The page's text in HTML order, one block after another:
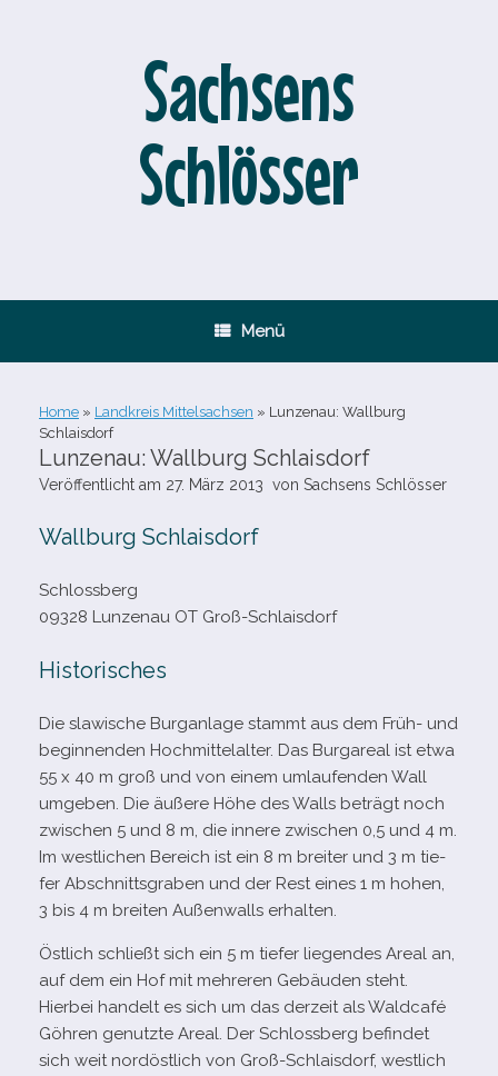
Sachsens
Schlösser
Menü
Home » Landkreis Mittelsachsen » Lunzenau: Wallburg
Schlaisdorf
Lunzenau: Wallburg Schlaisdorf
Veröffentlicht am 27. März 2013 von Sachsens Schlösser
Wallburg Schlaisdorf
Schlossberg
09328 Lunzenau OT Groß-Schlaisdorf
Historisches
Die sla­wi­sche Burganlage stammt aus dem Früh- und
begin­nen­den Hochmittelalter. Das Burgareal ist etwa
55 x 40 m groß und von einem umlau­fen­den Wall
umge­ben. Die äußere Höhe des Walls beträgt noch
zwi­schen 5 und 8 m, die innere zwi­schen 0,5 und 4 m.
Im west­li­chen Bereich ist ein 8 m brei­ter und 3 m tie­
fer Abschnittsgraben und der Rest eines 1 m hohen,
3 bis 4 m brei­ten Außenwalls erhalten.
Östlich schließt sich ein 5 m tie­fer lie­gen­des Areal an,
auf dem ein Hof mit meh­re­ren Gebäuden steht.
Hierbei han­delt es sich um das der­zeit als Waldcafé
Göhren genutzte Areal. Der Schlossberg befin­det
sich weit nord­öst­lich von Groß-​Schlaisdorf, west­lich